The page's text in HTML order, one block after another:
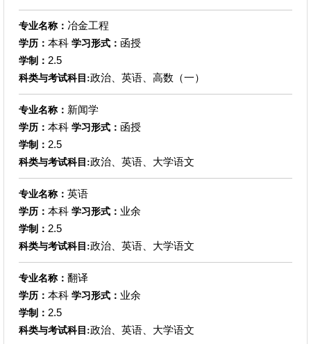
专业名称： 冶金工程
学历： 本科 学习形式： 函授
学制： 2.5
科类与考试科目:政治、英语、高数（一）
专业名称： 新闻学
学历： 本科 学习形式： 函授
学制： 2.5
科类与考试科目:政治、英语、大学语文
专业名称： 英语
学历： 本科 学习形式： 业余
学制： 2.5
科类与考试科目:政治、英语、大学语文
专业名称： 翻译
学历： 本科 学习形式： 业余
学制： 2.5
科类与考试科目:政治、英语、大学语文